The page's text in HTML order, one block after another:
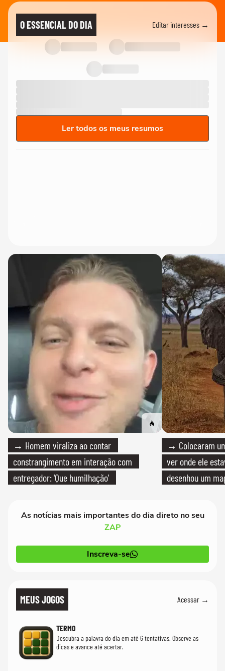
O ESSENCIAL DO DIA Editar interesses →
Ler todos os meus resumos
→ Homem viraliza ao contar
constrangimento em interação com
entregador: 'Que humilhação'
→ Colocaram
ver onde ele
desenhou um
As notícias mais importantes do dia direto no seu
ZAP
Inscreva-se
MEUS JOGOS Acessar →
TERMO
Descubra a palavra do dia em até 6 tentativas. Observe as
dicas e avance até acertar.